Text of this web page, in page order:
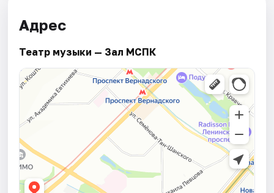
Адрес
Театр музыки — Зал МСПК